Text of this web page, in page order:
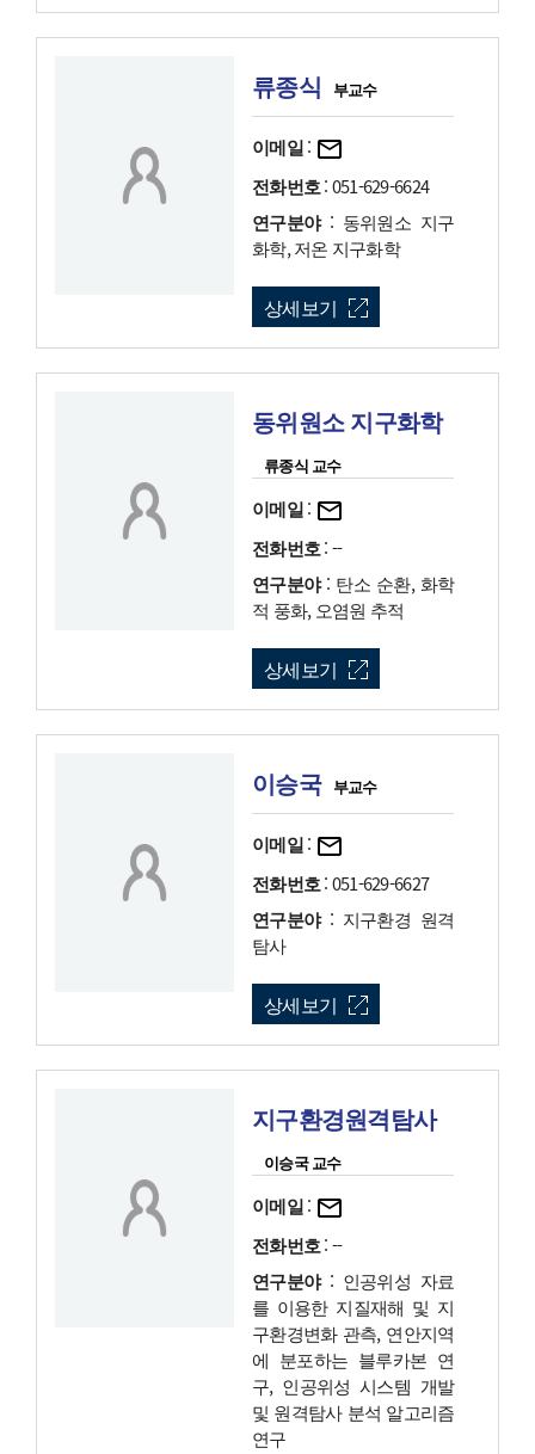
류종식 부교수
이메일:
전화번호: 051-629-6624
연구분야: 동위원소 지구
화학, 저온 지구화학
상세보기
동위원소 지구화학
류종식 교수
이메일:
전화번호: --
연구분야: 탄소 순환, 화학
적 풍화, 오염원 추적
상세보기
이승국 부교수
이메일:
전화번호: 051-629-6627
연구분야: 지구환경 원격
탐사
상세보기
지구환경원격탐사
이승국 교수
이메일:
전화번호: --
연구분야: 인공위성 자료
를 이용한 지질재해 및 지
구환경변화 관측, 연안지역
에 분포하는 블루카본 연
구, 인공위성 시스템 개발
및 원격탐사 분석 알고리즘
연구